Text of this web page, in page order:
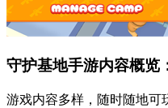
守护基地手游内容概览
游戏内容多样，随时随地可